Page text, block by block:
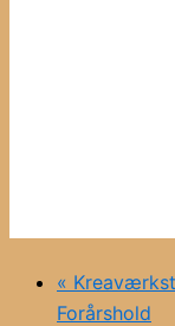
«
Forårshold